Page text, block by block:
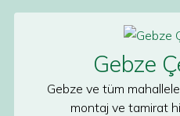
Gebze
Gebze ve tüm
montaj ve tamirat